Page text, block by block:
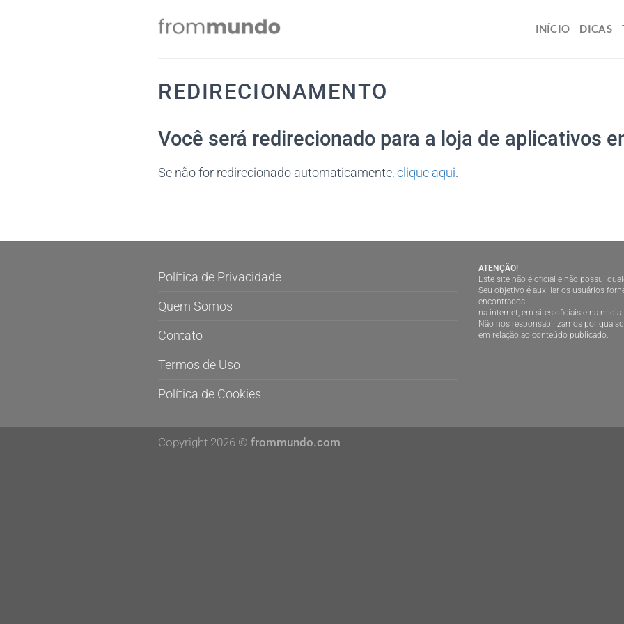
INÍCIO DICAS
REDIRECIONAMENTO
Você será redirecionado para a loja de aplicativos
Se não for redirecionado automaticamente,clique aqui.
Política de Privacidade
Quem Somos
Contato
Termos de Uso
Política de Cookies
ATENÇÃO!
Este site não é oficial e não possui
Seu objetivo é auxiliar os usuários
encontrados
na internet, em sites oficiais e na mídia.
Não nos responsabilizamos por
em relação ao conteúdo publicado.
Copyright 2026 © frommundo.com